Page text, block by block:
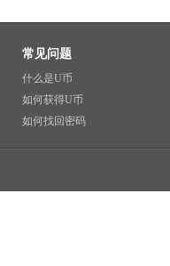
常见问题
什么是U币
如何获得U币
如何找回密码